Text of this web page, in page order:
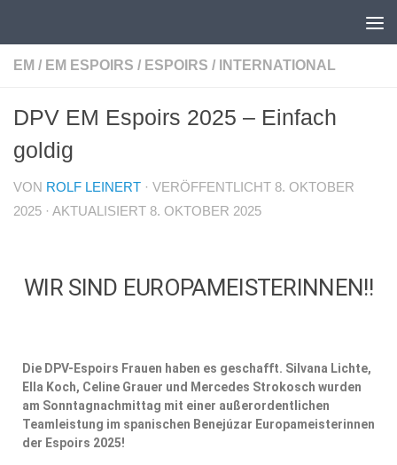
EM / EM ESPOIRS / ESPOIRS / INTERNATIONAL
DPV EM Espoirs 2025 – Einfach
goldig
VON ROLF LEINERT · VERÖFFENTLICHT 8. OKTOBER
2025 · AKTUALISIERT 8. OKTOBER 2025
WIR SIND EUROPAMEISTERINNEN!!
Die DPV-Espoirs Frauen haben es geschafft. Silvana Lichte,
Ella Koch, Celine Grauer und Mercedes Strokosch wurden
am Sonntagnachmittag mit einer außerordentlichen
Teamleistung im spanischen Benejúzar Europameisterinnen
der Espoirs 2025!